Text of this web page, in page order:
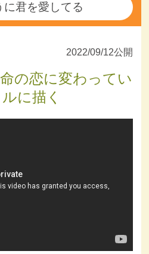
に君を愛してる
2022/09/12公開
の恋に変わってい
に描く